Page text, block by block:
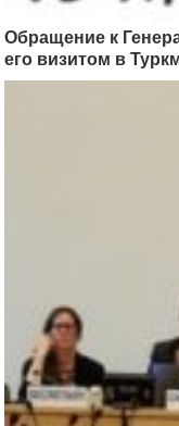
Обращение к
его визитом в